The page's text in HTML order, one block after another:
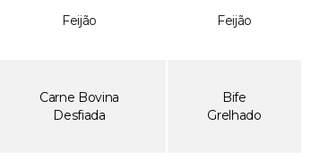
Feijão Feijão
Carne Bovina
Desfiada
Bife
Grelhado